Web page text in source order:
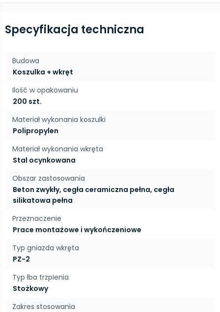
Specyfikacja techniczna
Budowa
Koszulka + wkręt
Ilość w opakowaniu
200 szt.
Materiał wykonania koszulki
Polipropylen
Materiał wykonania wkręta
Stal ocynkowana
Obszar zastosowania
Beton zwykły, cegła ceramiczna pełna, cegła
silikatowa pełna
Przeznaczenie
Prace montażowe i wykończeniowe
Typ gniazda wkręta
PZ-2
Typ łba trzpienia
Stożkowy
Zakres stosowania